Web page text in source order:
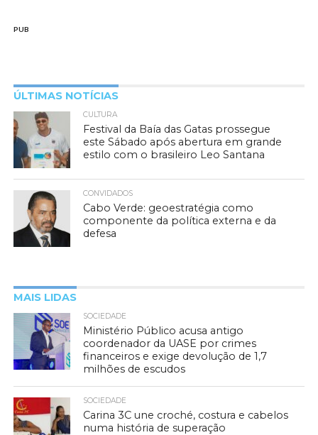
PUB
ÚLTIMAS NOTÍCIAS
CULTURA
Festival da Baía das Gatas prossegue
este Sábado após abertura em grande
estilo com o brasileiro Leo Santana
CONVIDADOS
Cabo Verde: geoestratégia como
componente da política externa e da
defesa
MAIS LIDAS
SOCIEDADE
Ministério Público acusa antigo
coordenador da UASE por crimes
financeiros e exige devolução de 1,7
milhões de escudos
SOCIEDADE
Carina 3C une croché, costura e cabelos
numa história de superação